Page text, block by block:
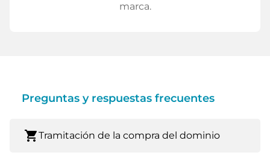
marca.
Preguntas y respuestas frecuentes
shopping_cartTramitación de la compra del dominio